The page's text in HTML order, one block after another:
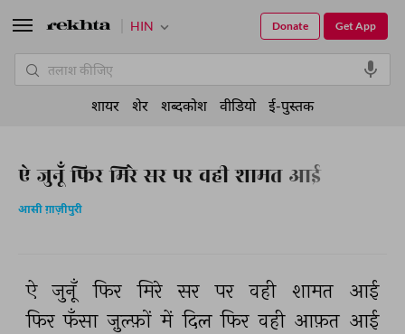
ऐ जुनूँ फिर मिरे सर पर वही शामत आई
आसी ग़ाज़ीपुरी
ऐ जुनूँ फिर मिरे सर पर वही शामत
आई
फिर फँसा ज़ुल्फ़ों में दिल फिर वही आफ़त आई
HIN Get App
Donate
शायर शेर शब्दकोश वीडियो ई-पुस्तक